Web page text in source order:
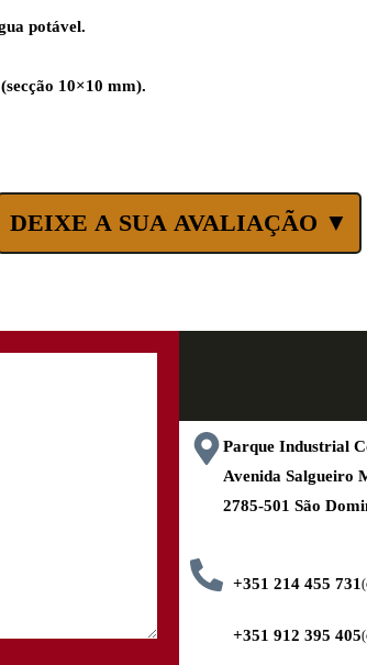
potável.
10×10 mm).
DEIXE A SUA AVALIAÇÃO ▼
Parque Industrial
Avenida Salgueiro
2785-501 São
+351 214 455 731
+351 912 395 405